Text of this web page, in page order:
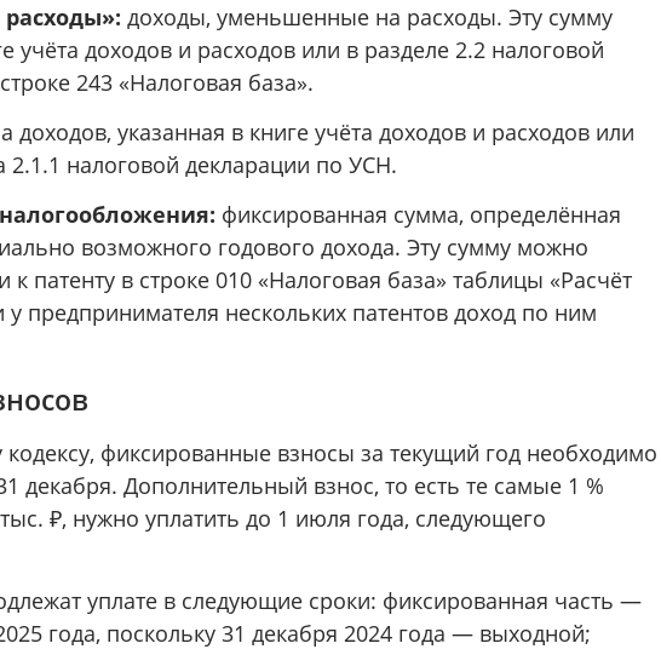
доходы, уменьшенные на расходы. Эту сумму
учёта доходов и расходов или в разделе 2.2 налоговой
243 «Налоговая база».
доходов, указанная в книге учёта доходов и расходов или
2.1.1 налоговой декларации по УСН.
фиксированная сумма, определённая
возможного годового дохода. Эту сумму можно
патенту в строке 010 «Налоговая база» таблицы «Расчёт
предпринимателя нескольких патентов доход по ним
фиксированные взносы за текущий год необходимо
декабря. Дополнительный взнос, то есть те самые 1 %
₽, нужно уплатить до 1 июля года, следующего
уплате в следующие сроки: фиксированная часть —
года, поскольку 31 декабря 2024 года — выходной;